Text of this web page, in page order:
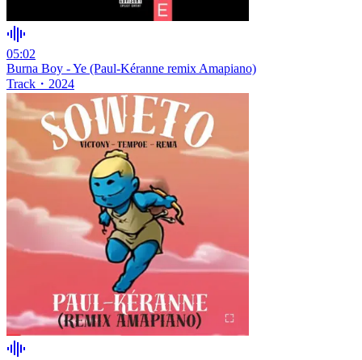
05:02
Burna Boy - Ye (Paul-Kéranne remix Amapiano)
Track ・ 2024